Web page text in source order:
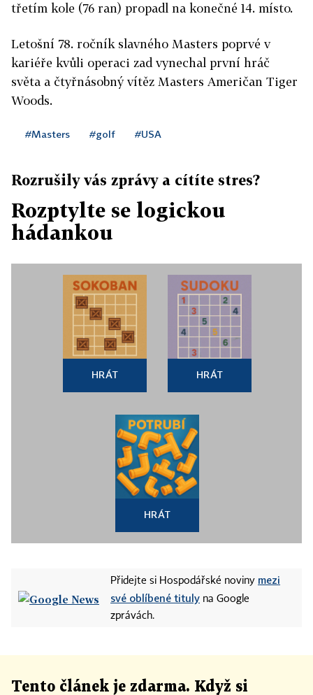
třetím kole (76 ran) propadl na konečné 14. místo.
Letošní 78. ročník slavného Masters poprvé v
kariéře kvůli operaci zad vynechal první hráč
světa a čtyřnásobný vítěz Masters Američan Tiger
Woods.
#Masters #golf #USA
Rozrušily vás zprávy a cítíte stres?
Rozptylte se logickou
hádankou
HRÁT HRÁT
HRÁT
Přidejte si Hospodářské noviny mezi
své oblíbené tituly na Google
zprávách.
Tento článek je zdarma. Když si